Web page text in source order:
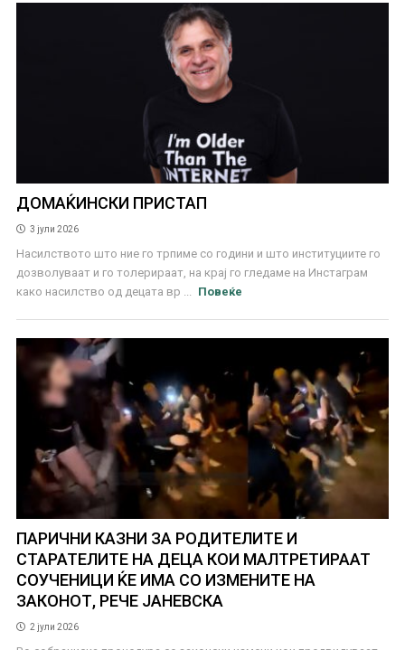
ДОМАЌИНСКИ ПРИСТАП
3 јули 2026
Насилството што ние го трпиме со години и што институциите го
дозволуваат и го толерираат, на крај го гледаме на Инстаграм
како насилство од децата вр ...
Повеќе
ПАРИЧНИ КАЗНИ ЗА РОДИТЕЛИТЕ И
СТАРАТЕЛИТЕ НА ДЕЦА КОИ МАЛТРЕТИРААТ
СОУЧЕНИЦИ ЌЕ ИМА СО ИЗМЕНИTE НА
ЗАКОНОТ, РЕЧЕ ЈАНЕВСКА
2 јули 2026